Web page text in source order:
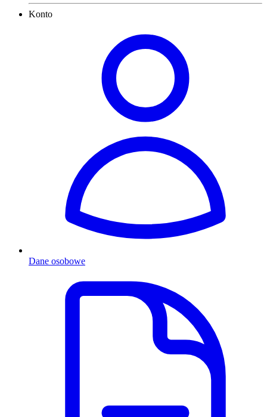
Konto
Dane osobowe